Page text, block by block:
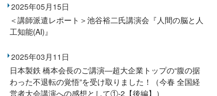
2025年05月15日
＜講師派遣レポート＞池谷裕二氏講演会『人間の脳と人
工知能(AI)』
2025年03月11日
日本製鉄 橋本会長のご講演―超大企業トップの“腹の据
わった不退転の覚悟”を受け取りました！（今春 全国経
営者大会講演への感想として①-2【後編】）